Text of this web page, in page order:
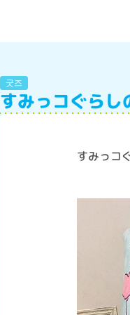
굿즈
すみっコぐらし
すみっコ